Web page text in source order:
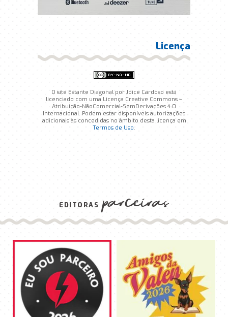
Licença
O site Estante Diagonal por Joice Cardoso está
licenciado com uma Licença Creative Commons –
Atribuição-NãoComercial-SemDerivações 4.0
Internacional. Podem estar disponíveis autorizações
adicionais às concedidas no âmbito desta licença em
Termos de Uso.
EDITORAS parceiras